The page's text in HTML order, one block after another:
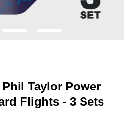
Taylor Power
Flights - 3 Sets